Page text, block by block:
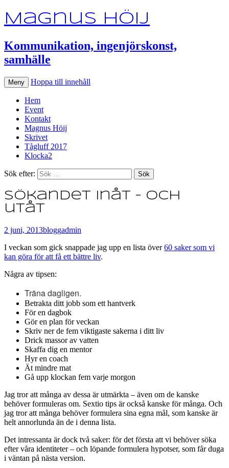
Magnus Höij
Kommunikation, ingenjörskonst,
samhälle
Meny Hoppa till innehåll
Hem
Event
Kontakt
Magnus Höij
Skrivet
Tågluff 2017
Klocka2
Sök efter:
Sökandet inåt – och
utåt
2 juni, 2013bloggadmin
I veckan som gick snappade jag upp en lista över60 saker som vi
kan göra för att få ett bättre liv.
Några av tipsen:
Träna dagligen.
Betrakta ditt jobb som ett hantverk
För en dagbok
Gör en plan för veckan
Skriv ner de fem viktigaste sakerna i ditt liv
Drick massor av vatten
Skaffa dig en mentor
Hyr en coach
Ät mindre mat
Gå upp klockan fem varje morgon
Jag tror att många av dessa är utmärkta – även om de kanske
behöver formuleras om. Sextio tips är också kanske för många. Och
jag tror att många behöver formulera sina egna mål, som kanske är
helt annorlunda än de i denna lista.
Det intressanta är dock två saker: för det första att vi behöver söka
efter våra identiteter – och löpande formulera hypotser, som får duga
i väntan på nästa version.